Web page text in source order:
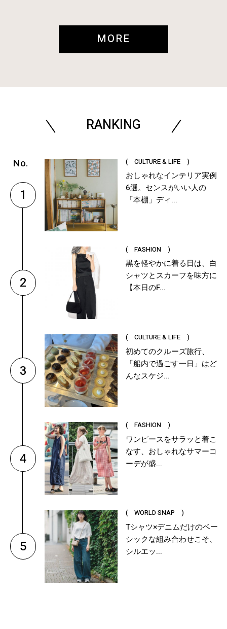
MORE
RANKING
1
( CULTURE & LIFE )
おしゃれなインテリア実例
6選。センスがいい人の
「本棚」ディ...
2
( FASHION )
黒を軽やかに着る日は、白
シャツとスカーフを味方に
【本日のF...
3
( CULTURE & LIFE )
初めてのクルーズ旅行、
「船内で過ごす一日」はど
んなスケジ...
4
( FASHION )
ワンピースをサラッと着こ
なす、おしゃれなサマーコ
ーデが盛...
5
( WORLD SNAP )
Tシャツ×デニムだけのベー
シックな組み合わせこそ、
シルエッ...